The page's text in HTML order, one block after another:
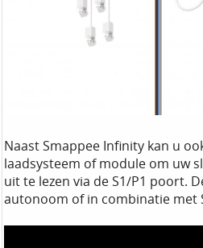
Naast Smappee Infinity kan u
laadsysteem of module om uw
uit te lezen via de S1/P1 poort.
autonoom of in combinatie met